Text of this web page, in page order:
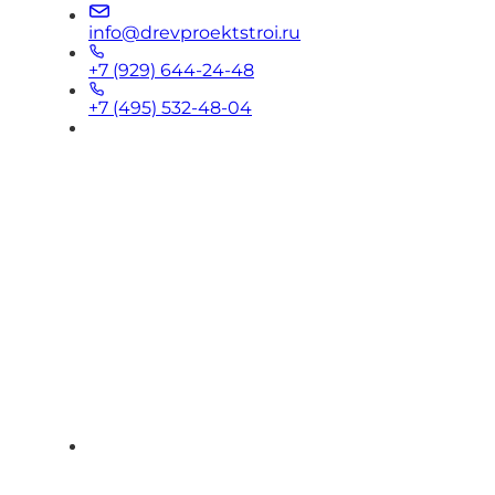
info@drevproektstroi.ru
+7 (929) 644-24-48
+7 (495) 532-48-04